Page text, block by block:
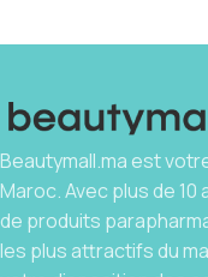
Beautymall.ma est
Maroc. Avec plus de
de produits
les plus attractifs du